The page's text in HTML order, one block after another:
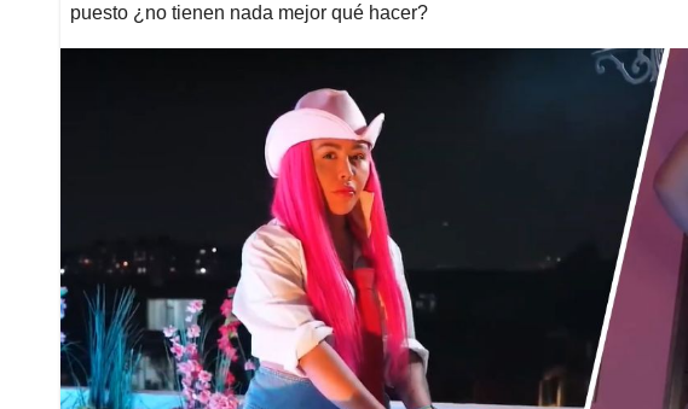
puesto ¿no tienen nada mejor qué hacer?